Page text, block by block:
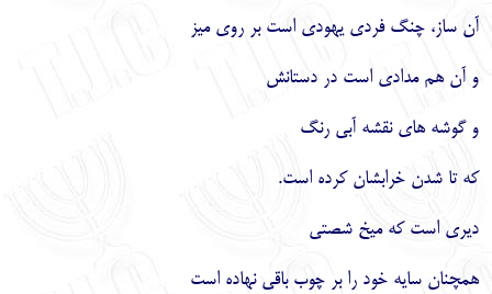
آن ساز، چنگ فردي يهودي است بر روي ميز
و آن هم مدادي است در دستانش
و گوشه‏ هاي نقشه آبي رنگ
كه تا شدن خراب‏شان كرده است.
ديري است كه ميخ شصتي
همچنان سايه خود را بر چوب باقي نهاده است